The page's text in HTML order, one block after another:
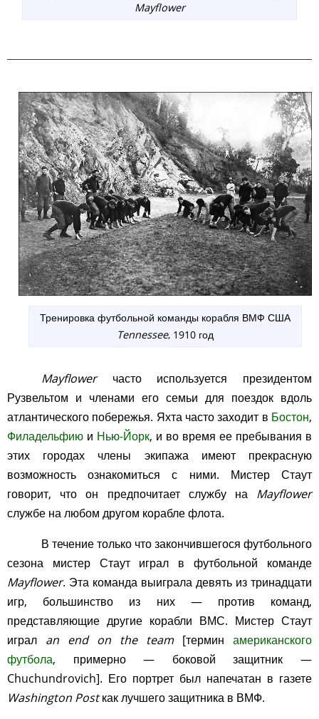
Mayflower
Тренировка футбольной команды корабля ВМФ США
Tennessee, 1910 год
Mayflowerчасто используется президентом
Рузвельтом и членами его семьи для поездок вдоль
атлантического побережья. Яхта часто заходит в Бостон,
Филадельфию и Нью-Йорк, и во время ее пребывания в
этих городах члены экипажа имеют прекрасную
возможность ознакомиться с ними. Мистер Стаут
говорит, что он предпочитает службу на Mayflower
службе на любом другом корабле флота.
В течение только что закончившегося футбольного
сезона мистер Стаут играл в футбольной команде
Mayflower. Эта команда выиграла девять из тринадцати
игр, большинство из них — против команд,
представляющие другие корабли ВМС. Мистер Стаут
играл an end on the team[термин американского
футбола, примерно — боковой защитник —
Chuchundrovich]. Его портрет был напечатан в газете
Washington Postкак лучшего защитника в ВМФ.